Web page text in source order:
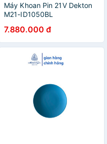
Máy Khoan Pin 21V Dekton
M21-ID1050BL
7.880.000 đ